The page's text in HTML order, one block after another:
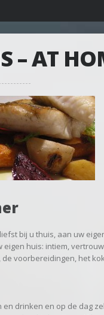
– AT
bij u thuis, aan uw
huis: intiem,
voorbereidingen, het
drinken en op de dag